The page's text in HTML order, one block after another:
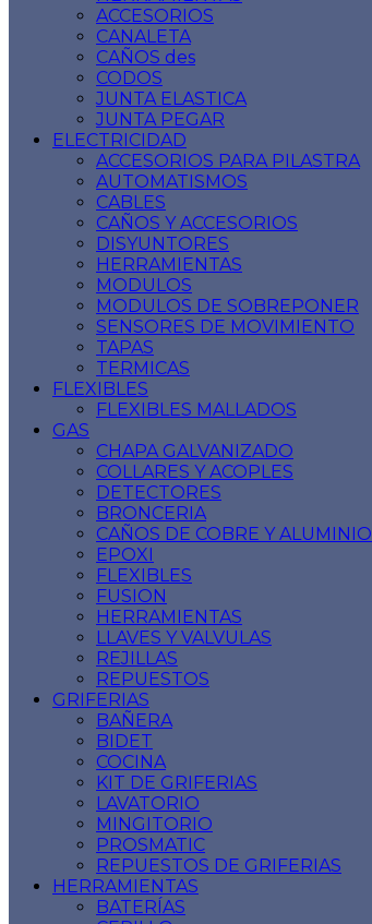
ACCESORIOS
CANALETA
CAÑOS des
CODOS
JUNTA ELASTICA
JUNTA PEGAR
ELECTRICIDAD
ACCESORIOS PARA PILASTRA
AUTOMATISMOS
CABLES
CAÑOS Y ACCESORIOS
DISYUNTORES
HERRAMIENTAS
MODULOS
MODULOS DE SOBREPONER
SENSORES DE MOVIMIENTO
TAPAS
TERMICAS
FLEXIBLES
FLEXIBLES MALLADOS
GAS
CHAPA GALVANIZADO
COLLARES Y ACOPLES
DETECTORES
BRONCERIA
CAÑOS DE COBRE Y ALUMINIO
EPOXI
FLEXIBLES
FUSION
HERRAMIENTAS
LLAVES Y VALVULAS
REJILLAS
REPUESTOS
GRIFERIAS
BAÑERA
BIDET
COCINA
KIT DE GRIFERIAS
LAVATORIO
MINGITORIO
PROSMATIC
REPUESTOS DE GRIFERIAS
HERRAMIENTAS
BATERÍAS